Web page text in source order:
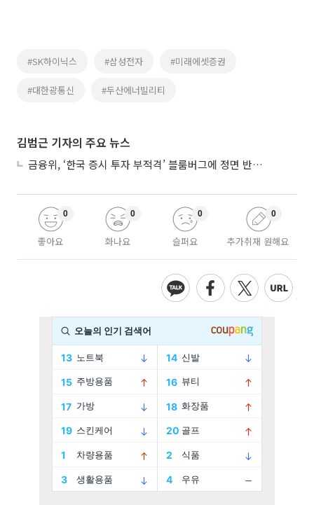
#SK하이닉스 #삼성전자 #미래에셋증권
#대한광통신 #두산에너빌리티
김범근 기자의 주요 뉴스
금융위, ‘한국 증시 투자 부적격’ 블룸버그에 정면 반박…“근거 불분명”
좋아요
0
화나요
0
슬퍼요
0
추가취재 원해요
0